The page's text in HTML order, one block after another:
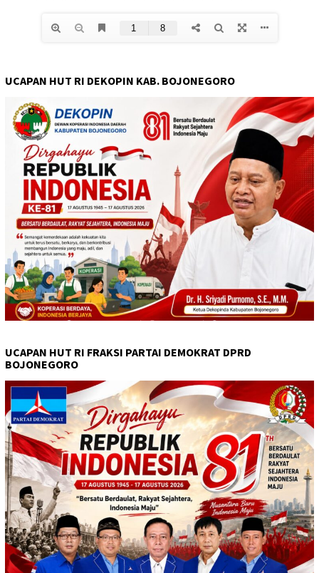
UCAPAN HUT RI DEKOPIN KAB. BOJONEGORO
UCAPAN HUT RI FRAKSI PARTAI DEMOKRAT DPRD
BOJONEGORO